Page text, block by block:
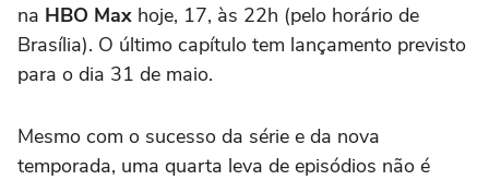
na HBO Max hoje, 17, às 22h (pelo horário de
Brasília). O último capítulo tem lançamento previsto
para o dia 31 de maio.
Mesmo com o sucesso da série e da nova
temporada, uma quarta leva de episódios não é